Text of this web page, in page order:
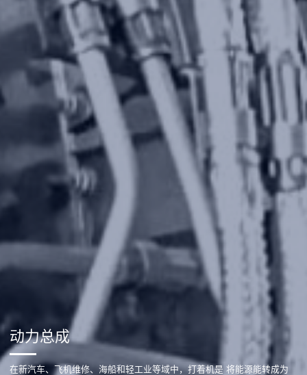
动力总成
在新汽车、飞机维修、海船和轻工业等域中，打着机是 将能源能转成为